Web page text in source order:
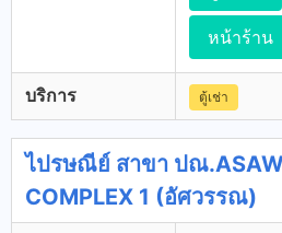
หน้าร้าน
บริการ ตู้เช่า
ไปรษณีย์ สาขา ปณ
COMPLEX 1 (อัศวรรณ)